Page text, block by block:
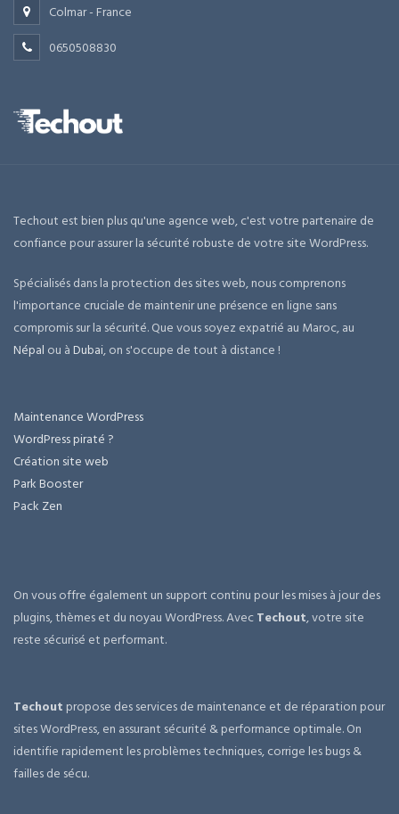
Colmar - France
0650508830
Techout est bien plus qu'une agence web, c'est votre partenaire de
confiance pour assurer la sécurité robuste de votre site WordPress.
Spécialisés dans la protection des sites web, nous comprenons
l'importance cruciale de maintenir une présence en ligne sans
compromis sur la sécurité. Que vous soyez expatrié au Maroc, au
Népal ou àDubai, on s'occupe de tout à distance !
Maintenance WordPress
WordPress piraté ?
Création site web
Park Booster
Pack Zen
On vous offre également un support continu pour les mises à jour des
plugins, thèmes et du noyau WordPress. AvecTechout, votre site
reste sécurisé et performant.
Techout propose des services de maintenance et de réparation pour
sites WordPress, en assurant sécurité & performance optimale. On
identifie rapidement les problèmes techniques, corrige les bugs &
failles de sécu.